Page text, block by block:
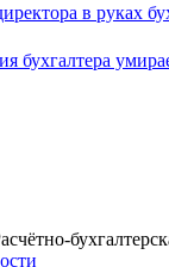
в руках
бухгалтера